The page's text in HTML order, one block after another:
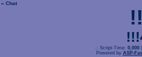
» Chat
.: Script-Time: 0,000
Powered by ASP-